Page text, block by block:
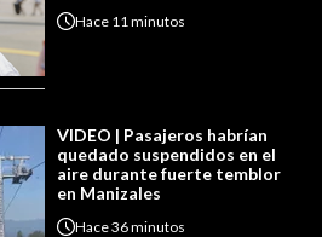
Hace 11 minutos
VIDEO | Pasajeros habrían
quedado suspendidos en el
aire durante fuerte temblor
en Manizales
Hace36 minutos